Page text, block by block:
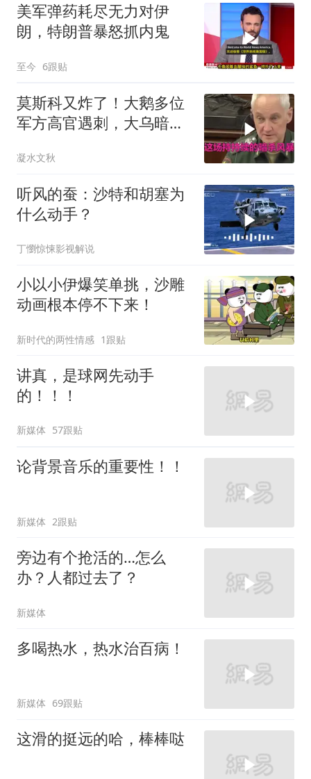
美军弹药耗尽无力对伊
朗，特朗普暴怒抓内鬼
至今 6跟贴
莫斯科又炸了！大鹅多位
军方高官遇刺，大乌暗杀
凝水文秋
听风的蚕：沙特和胡塞为
什么动手？
丁懰惊悚影视解说
小以小伊爆笑单挑，沙雕
动画根本停不下来！
新时代的两性情感 1跟贴
讲真，是球网先动手
的！！！
新媒体 57跟贴
论背景音乐的重要性！！
新媒体 2跟贴
旁边有个抢活的…怎么
办？人都过去了？
新媒体
多喝热水，热水治百病！
新媒体 69跟贴
这滑的挺远的哈，棒棒哒